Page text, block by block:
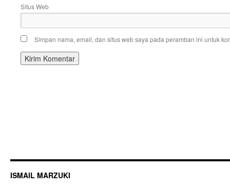
Situs Web
Simpan nama, email, dan situs web saya pada peramban ini untuk
ISMAIL MARZUKI